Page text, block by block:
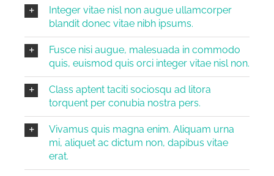
Integer vitae nisl non augue ullamcorper
blandit donec vitae nibh ipsums.
Fusce nisi augue, malesuada in commodo
quis, euismod quis orci integer vitae nisl non.
Class aptent taciti sociosqu ad litora
torquent per conubia nostra pers.
Vivamus quis magna enim. Aliquam urna
mi, aliquet ac dictum non, dapibus vitae
erat.